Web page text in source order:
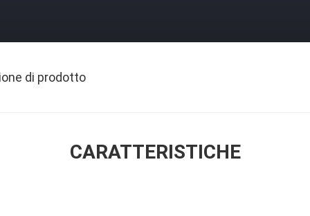
di prodotto
CARATTERISTICHE